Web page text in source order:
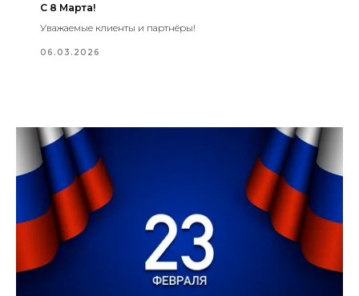
С 8 Марта!
Уважаемые клиенты и партнёры!
06.03.2026